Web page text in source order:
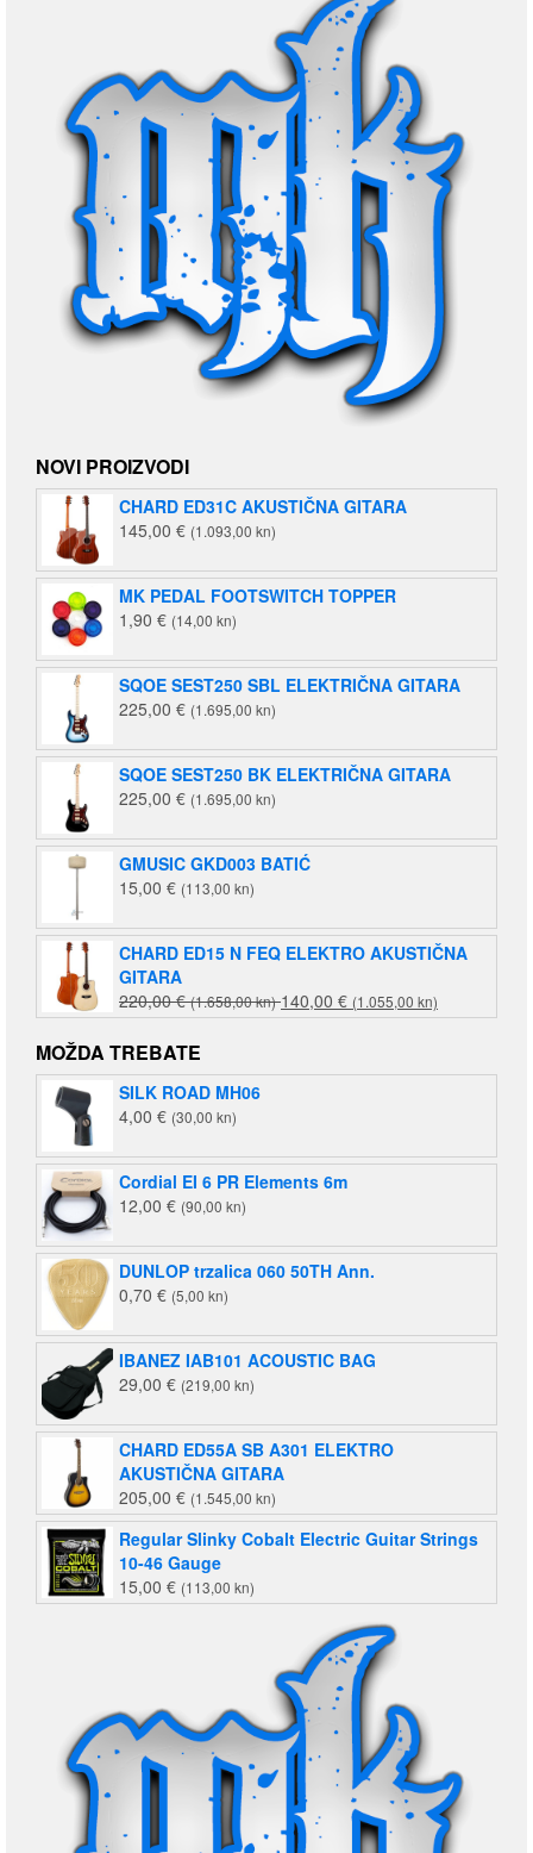
NOVI PROIZVODI
CHARD ED31C AKUSTIČNA GITARA
145,00 € (1.093,00 kn)
MK PEDAL FOOTSWITCH TOPPER
1,90 € (14,00 kn)
SQOE SEST250 SBL ELEKTRIČNA GITARA
225,00 € (1.695,00 kn)
SQOE SEST250 BK ELEKTRIČNA GITARA
225,00 € (1.695,00 kn)
GMUSIC GKD003 BATIĆ
15,00 € (113,00 kn)
CHARD ED15 N FEQ ELEKTRO AKUSTIČNA
GITARA
220,00€ (1.658,00 kn)Izvorna
cijena
je:
140,00 € (1.055,00 kn)
cijena
140,00 €
MOŽDA TREBATE
SILK ROAD MH06
4,00 € (30,00 kn)
Cordial EI 6 PR Elements 6m
12,00 € (90,00 kn)
DUNLOP trzalica 060 50TH Ann.
0,70 € (5,00 kn)
IBANEZ IAB101 ACOUSTIC BAG
29,00 € (219,00 kn)
CHARD ED55A SB A301 ELEKTRO
AKUSTIČNA GITARA
205,00 € (1.545,00 kn)
Regular Slinky Cobalt Electric Guitar Strings
10-46 Gauge
15,00 € (113,00 kn)